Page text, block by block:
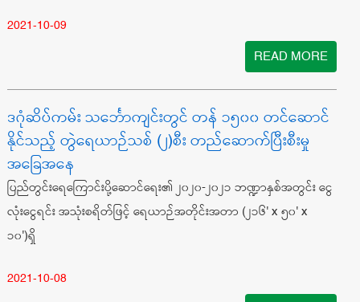
2021-10-09
READ MORE
ဒဂုံဆိပ်ကမ်း သင်္ဘောကျင်းတွင် တန် ၁၅၀၀ တင်ဆောင်
နိုင်သည့် တွဲရေယာဉ်သစ် (၂)စီး တည်ဆောက်ပြီးစီးမှု
အခြေအနေ
ပြည်တွင်းရေကြောင်းပို့ဆောင်ရေး၏ ၂၀၂၀-၂၀၂၁ ဘဏ္ဍာနှစ်အတွင်း ငွေ
လုံးငွေရင်း အသုံးစရိတ်ဖြင့် ရေယာဉ်အတိုင်းအတာ (၂၁၆' x ၅၀' x
၁၀')ရှိ
2021-10-08